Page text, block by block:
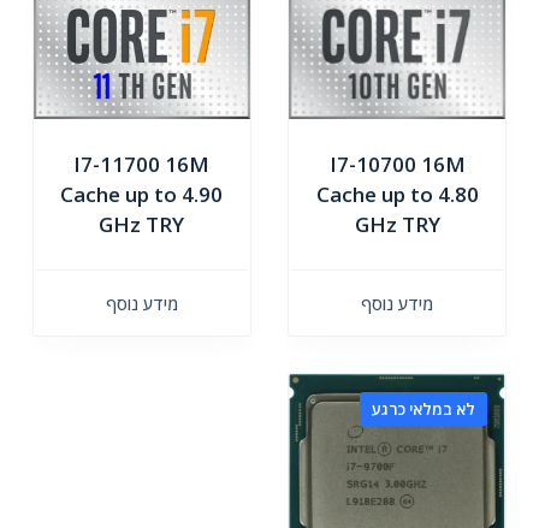
I7-10700 16M
Cache up to 4.80
GHz TRY
מידע נוסף
I7-11700 16M
Cache up to 4.90
GHz TRY
מידע נוסף
לא במלאי כרגע